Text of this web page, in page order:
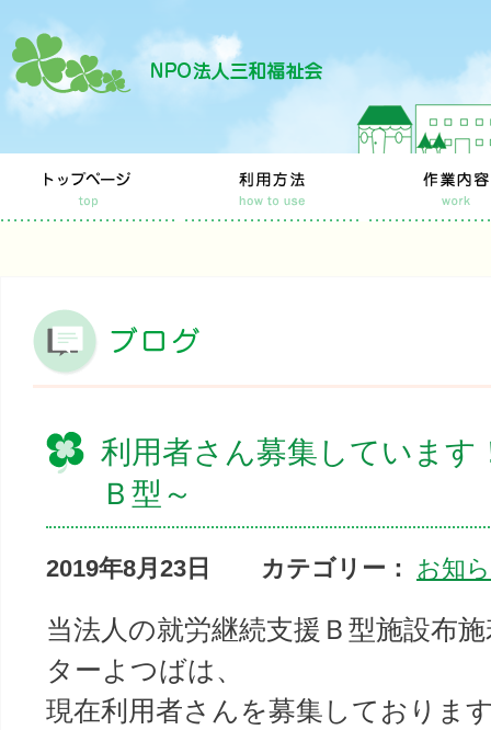
利用者さん募集しています
Ｂ型～
2019年8月23日 カテゴリー： お知
当法人の就労継続支援Ｂ型施設布
ターよつばは、
現在利用者さんを募集しておりま